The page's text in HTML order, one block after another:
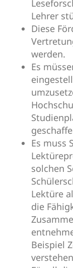
Lehrer
Diese
werden.
Es
Es muss
solchen
Lektüre
die
Beispiel